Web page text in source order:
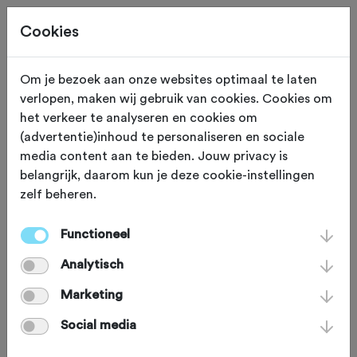
TRAINING Gewijzigd op 20 december 2022
Efficiënt trainen in de
winter
Hoe kan je het beste trainen in het
winterseizoen? Met lang duurwerk of
werk je juist zoveel mogelijk
intervaltrainingen af? Jim van den
Cookies
Om je bezoek aan onze websites optimaal te laten
verlopen, maken wij gebruik van cookies. Cookies om
het verkeer te analyseren en cookies om
(advertentie)inhoud te personaliseren en sociale
media content aan te bieden. Jouw privacy is
belangrijk, daarom kun je deze cookie-instellingen
zelf beheren.
Functioneel
Analytisch
Marketing
Social media